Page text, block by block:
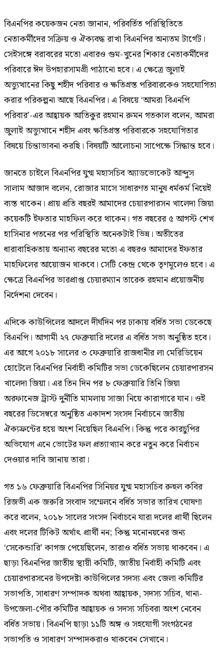
বিএনপির কয়েকজন নেতা জানান, পরিবর্তিত পরিস্থিতিতে
নেতাকর্মীদের সক্রিয় ও ঐক্যবদ্ধ রাখা বিএনপির অন্যতম টার্গেট।
সেইসঙ্গে বরাবরের মতো এবারও গুম-খুনের শিকার নেতাকর্মীদের
পরিবারে ঈদ উপহারসামগ্রী পাঠানো হবে। এ ক্ষেত্রে জুলাই
অভ্যুত্থানের কিছু শহীদ পরিবার ও ক্ষতিগ্রস্ত পরিবারকেও সহযোগিতা
করার পরিকল্পনা আছে বিএনপির। এ বিষয়ে ‘আমরা বিএনপি
পরিবার’-এর আহ্বায়ক আতিকুর রহমান রুমন গতকাল বলেন, আমরা
জুলাই অভ্যুত্থানে শহীদ এবং ক্ষতিগ্রস্ত পরিবারকে সহযোগিতার
বিষয়ে চিন্তাভাবনা করছি। বিষয়টি আলোচনা সাপেক্ষে সিদ্ধান্ত হবে।
জানতে চাইলে বিএনপির যুগ্ম মহাসচিব অ্যাডভোকেট আব্দুস
সালাম আজাদ বলেন, রোজার মাসে সাধারণত মানুষ ধর্মকর্ম নিয়েই
ব্যস্ত থাকেন। প্রায় প্রতি বছরই আমাদের চেয়ারপারসন খালেদা জিয়া
কয়েকটি ইফতার মাহফিল করে থাকেন। গত বছরের ৫ আগস্ট শেখ
হাসিনার পতনের পর পরিস্থিতি অনেকটাই ভিন্ন। অতীতের
ধারাবাহিকতায় অন্যান্য বছরের মতো এ বছরও আমাদের ইফতার
মাহফিলের আয়োজন থাকবে। সেটি কেন্দ্র থেকে তৃণমূলেও হবে। এ
ক্ষেত্রে বিএনপির ভারপ্রাপ্ত চেয়ারম্যান তারেক রহমান প্রয়োজনীয়
নির্দেশনা দেবেন।
এদিকে কাউন্সিলের আদলে দীর্ঘদিন পর ঢাকায় বর্ধিত সভা ডেকেছে
বিএনপি। আগামী ২৭ ফেব্রুয়ারি দলের এ বর্ধিত সভা অনুষ্ঠিত হবে।
এর আগে ২০১৮ সালের ৩ ফেব্রুয়ারি রাজধানীর লা মেরিডিয়েন
হোটেলে বিএনপির নির্বাহী কমিটির সভা ডেকেছিলেন চেয়ারপারসন
খালেদা জিয়া। এর তিন দিন পর ৮ ফেব্রুয়ারি তিনি জিয়া
অরফানেজ ট্রাস্ট দুর্নীতি মামলায় সাজা নিয়ে কারাগারে যান। ওই
বছরের ডিসেম্বরে অনুষ্ঠিত একাদশ সংসদ নির্বাচনে জাতীয়
ঐক্যফ্রন্টের হয়ে অংশ নিয়েছিল বিএনপি। কিন্তু পরে কারচুপির
অভিযোগ এনে ভোটের ফল প্রত্যাখ্যান করে নতুন করে নির্বাচন
দেওয়ার দাবি জানায় তারা।
গত ১৬ ফেব্রুয়ারি বিএনপির সিনিয়র যুগ্ম মহাসচিব রুহুল কবির
রিজভী এক জরুরি সংবাদ সম্মেলনে বর্ধিত সভার তারিখ ঘোষণা
করে বলেন, ২০১৮ সালের সংসদ নির্বাচনে যারা দলের প্রার্থী ছিলেন
এবং দলের টিকিট অর্থাৎ প্রার্থী নন; কিন্তু মনোনয়নের জন্য
‘সেকেন্ডারি’ কাগজ পেয়েছিলেন, তারাও বর্ধিত সভায় থাকবেন। এ
ছাড়া বিএনপির জাতীয় স্থায়ী কমিটি, জাতীয় নির্বাহী কমিটি এবং
চেয়ারপারসনের উপদেষ্টা কাউন্সিলের সদস্য এবং জেলা কমিটির
সভাপতি, সাধারণ সম্পাদক অথবা আহ্বায়ক, সদস্য সচিব, থানা-
উপজেলা-পৌর কমিটির আহ্বায়ক ও সদস্য সচিবরা অংশ নেবেন
বর্ধিত সভায়। বিএনপি ছাড়া ১১টি অঙ্গ ও সহযোগী সংগঠনের
সভাপতি ও সাধারণ সম্পাদকরাও থাকবেন সেখানে।